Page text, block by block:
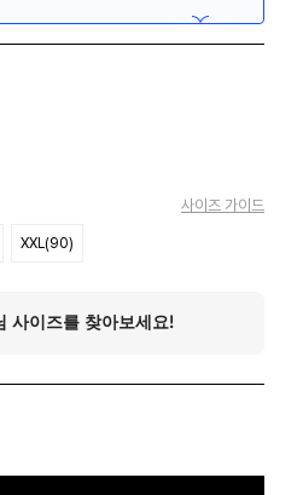
사이즈 가이드
XXL(90)